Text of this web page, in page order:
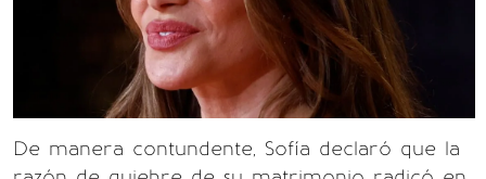
De manera contundente, Sofía declaró que la